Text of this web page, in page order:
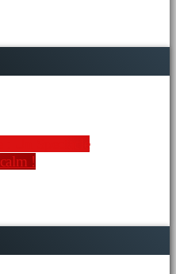
: Un Spectacle
!